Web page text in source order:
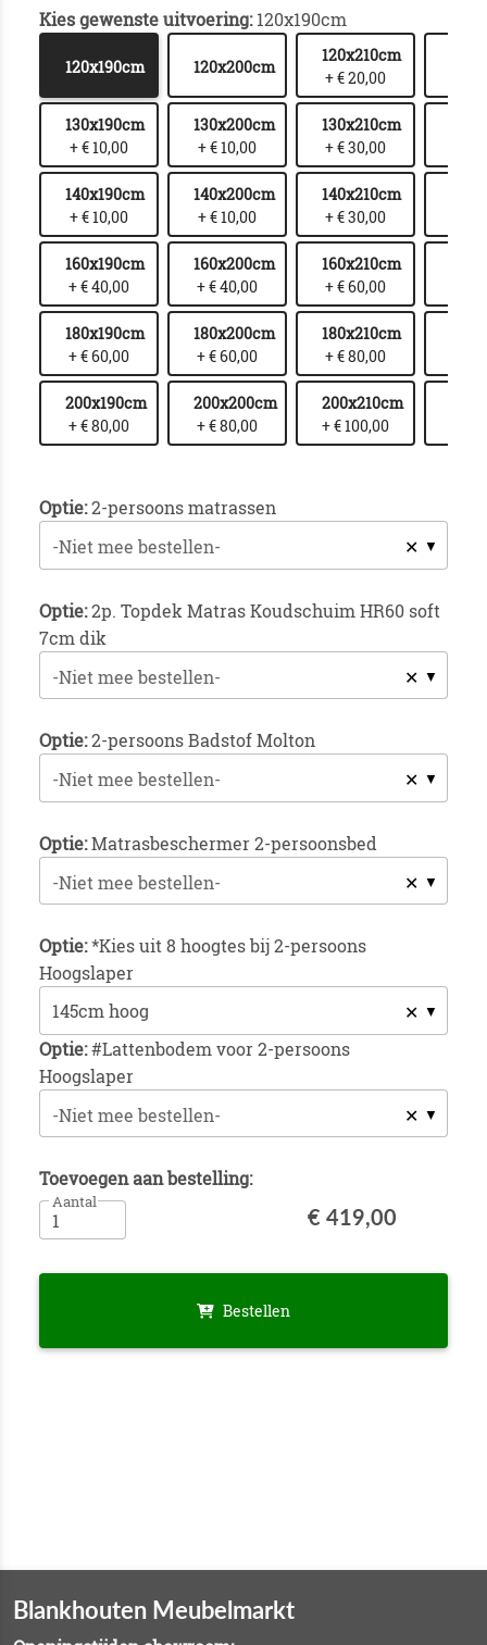
Kies gewenste uitvoering: 120x190cm
120x190cm 120x200cm
120x210cm
+ € 20,00
130x190cm
+ € 10,00
130x200cm
+ € 10,00
130x210cm
+ € 30,00
140x190cm
+ € 10,00
140x200cm
+ € 10,00
140x210cm
+ € 30,00
160x190cm
+ € 40,00
160x200cm
+ € 40,00
160x210cm
+ € 60,00
180x190cm
+ € 60,00
180x200cm
+ € 60,00
180x210cm
+ € 80,00
200x190cm
+ € 80,00
200x200cm
+ € 80,00
200x210cm
+ € 100,00
Optie:2-persoons matrassen
✕
-Niet mee bestellen-
Optie:2p. Topdek Matras Koudschuim HR60 soft
7cm dik
✕
-Niet mee bestellen-
Optie:2-persoons Badstof Molton
✕
-Niet mee bestellen-
Optie:Matrasbeschermer 2-persoonsbed
✕
-Niet mee bestellen-
Optie:*Kies uit 8 hoogtes bij 2-persoons
Hoogslaper
✕
Optie:#Lattenbodem voor 2-persoons
Hoogslaper
✕
-Niet mee bestellen-
Toevoegen aan bestelling:
Aantal
€ 419,00
Bestellen
Blankhouten Meubelmarkt